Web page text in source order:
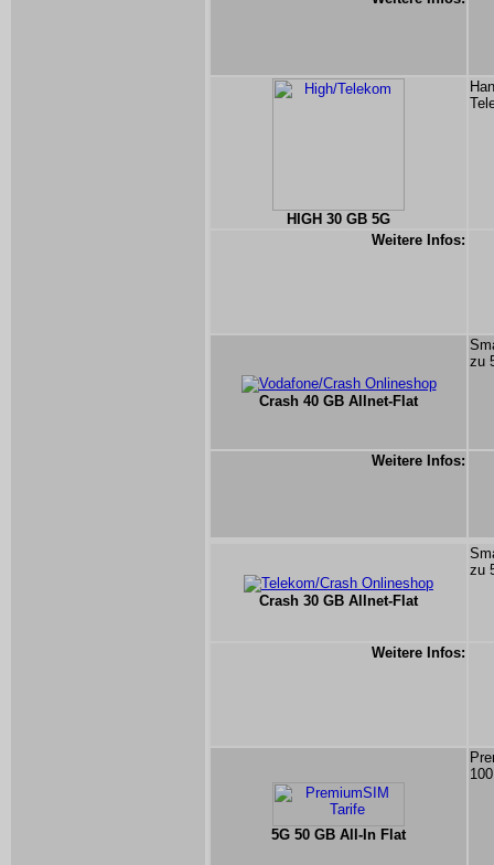
HIGH 30 GB 5G
Weitere Infos:
Crash 40 GB Allnet-Flat
zu
Weitere Infos:
Crash 30 GB Allnet-Flat
zu
Weitere Infos:
5G 50 GB All-In Flat